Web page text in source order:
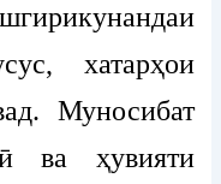
хатарҳои
Муносибат
ва ҳувияти